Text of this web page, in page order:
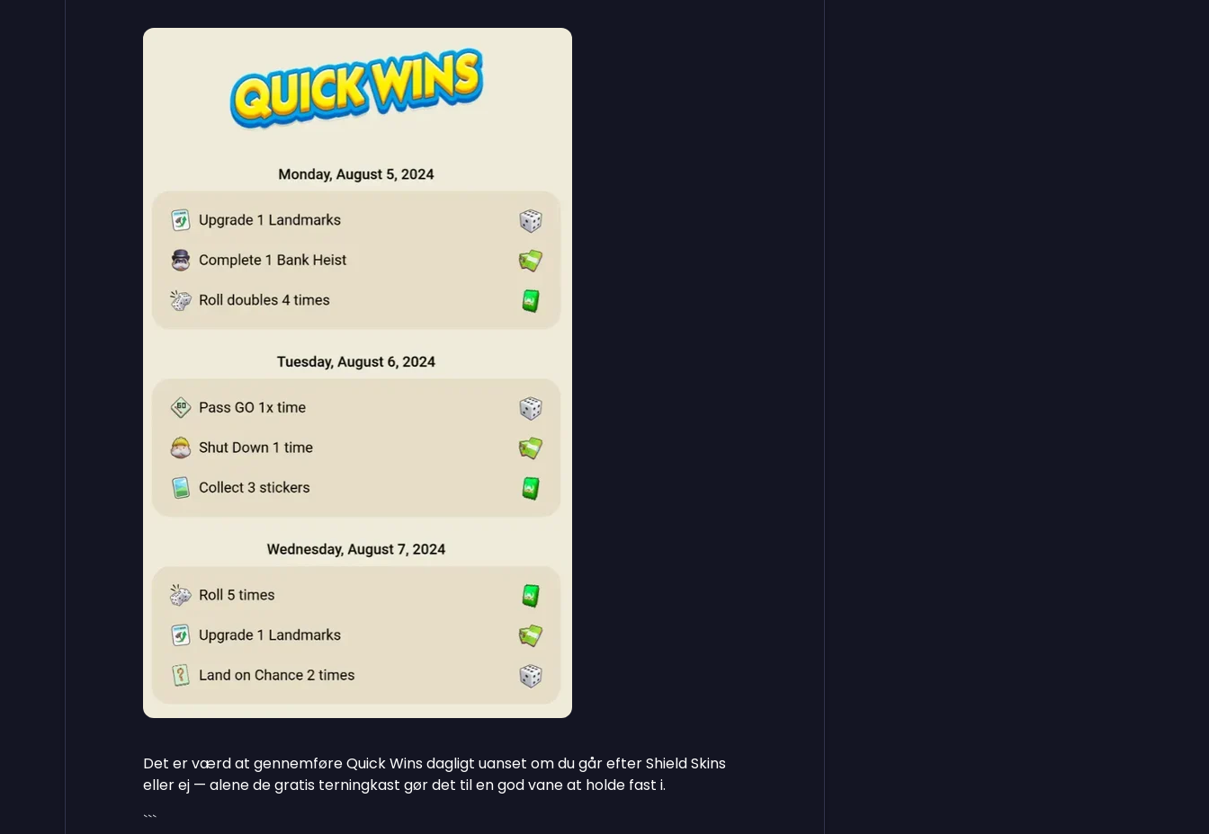
Det er værd at gennemføre Quick Wins dagligt uanset om du går efter Shield Skins
eller ej — alene de gratis terningkast gør det til en god vane at holde fast i.
```